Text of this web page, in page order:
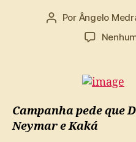
Autor
Por Ângelo
Campanha pede que
Neymar e Kaká